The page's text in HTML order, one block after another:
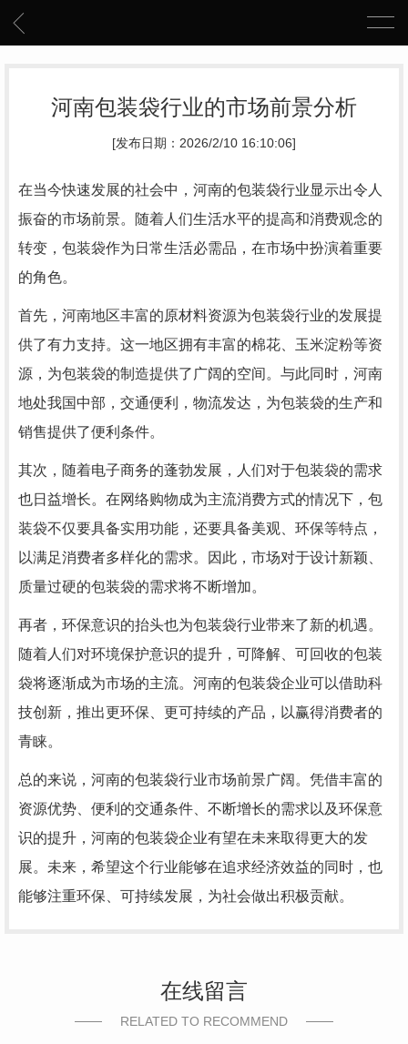
河南包装袋行业的市场前景分析
[发布日期：2026/2/10 16:10:06]
在当今快速发展的社会中，河南的包装袋行业显示出令人
振奋的市场前景。随着人们生活水平的提高和消费观念的
转变，包装袋作为日常生活必需品，在市场中扮演着重要
的角色。
首先，河南地区丰富的原材料资源为包装袋行业的发展提
供了有力支持。这一地区拥有丰富的棉花、玉米淀粉等资
源，为包装袋的制造提供了广阔的空间。与此同时，河南
地处我国中部，交通便利，物流发达，为包装袋的生产和
销售提供了便利条件。
其次，随着电子商务的蓬勃发展，人们对于包装袋的需求
也日益增长。在网络购物成为主流消费方式的情况下，包
装袋不仅要具备实用功能，还要具备美观、环保等特点，
以满足消费者多样化的需求。因此，市场对于设计新颖、
质量过硬的包装袋的需求将不断增加。
再者，环保意识的抬头也为包装袋行业带来了新的机遇。
随着人们对环境保护意识的提升，可降解、可回收的包装
袋将逐渐成为市场的主流。河南的包装袋企业可以借助科
技创新，推出更环保、更可持续的产品，以赢得消费者的
青睐。
总的来说，河南的包装袋行业市场前景广阔。凭借丰富的
资源优势、便利的交通条件、不断增长的需求以及环保意
识的提升，河南的包装袋企业有望在未来取得更大的发
展。未来，希望这个行业能够在追求经济效益的同时，也
能够注重环保、可持续发展，为社会做出积极贡献。
在线留言
RELATED TO RECOMMEND